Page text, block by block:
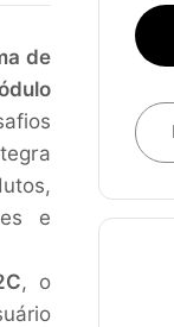
de
e
, o